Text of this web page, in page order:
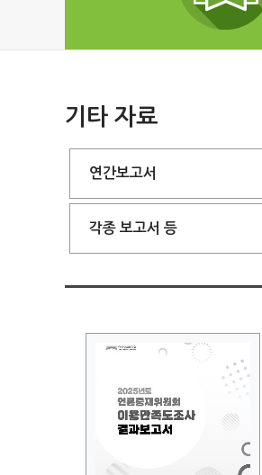
기타 자료
연간보고서
각종 보고서 등